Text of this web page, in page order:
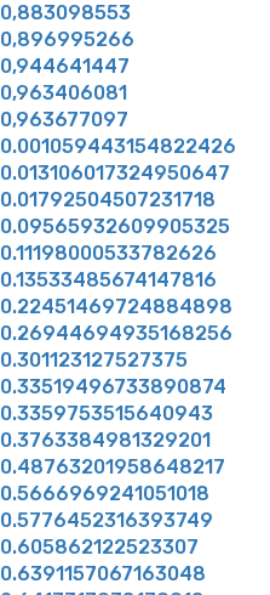
0,883098553
0,896995266
0,944641447
0,963406081
0,963677097
0.001059443154822426
0.013106017324950647
0.01792504507231718
0.09565932609905325
0.11198000533782626
0.13533485674147816
0.22451469724884898
0.26944694935168256
0.301123127527375
0.33519496733890874
0.3359753515640943
0.3763384981329201
0.48763201958648217
0.5666969241051018
0.5776452316393749
0.605862122523307
0.6391157067163048